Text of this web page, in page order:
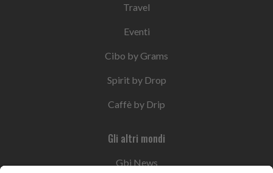
Travel
Eventi
Cibo by Grams
Spirit by Drop
Caffè by Drip
Gli altri mondi
Gbi News